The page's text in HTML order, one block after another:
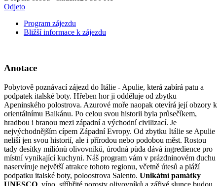
Odjeto
Program zájezdu
Bližší informace k zájezdu
Anotace
Pobytově poznávací zájezd do Itálie - Apulie, která zabírá patu a
podpatek italské boty. Hřeben hor ji odděluje od zbytku
Apeninského polostrova. Azurové moře naopak otevírá její obzory k
orientálnímu Balkánu. Po celou svou historii byla průsečíkem,
hradbou i branou mezi západní a východní civilizací. Je
nejvýchodnějším cípem Západní Evropy. Od zbytku Itálie se Apulie
neliší jen svou historií, ale i přírodou nebo podobou měst. Rostou
tady desítky miliónů olivovníků, úrodná půda dává ingredience pro
místní vynikající kuchyni. Náš program vám v prázdninovém duchu
naservíruje největší atrakce tohoto regionu, včetně útesů a pláží
podpatku italské boty, poloostrova Salento. Unikátní památky
UNESCO , víno, stříbřité porosty olivovníků a zářivé slunce budou